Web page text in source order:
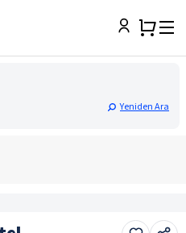
Yeniden Ara